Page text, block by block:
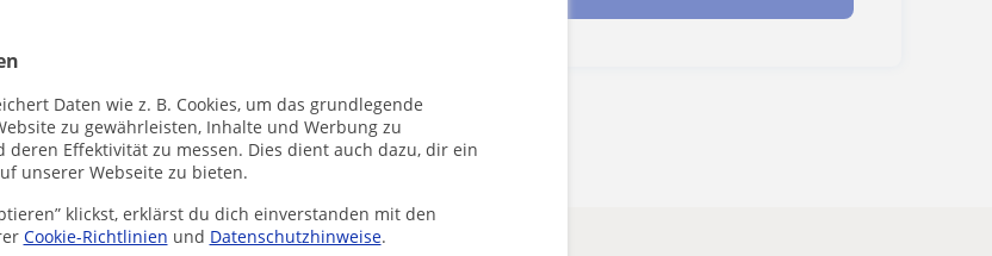
Daten wie z. B. Cookies, um das grundlegende
zu gewährleisten, Inhalte und Werbung zu
deren Effektivität zu messen. Dies dient auch dazu, dir ein
unserer Webseite zu bieten.
klickst, erklärst du dich einverstanden mit den
Cookie-Richtlinien und Datenschutzhinweise.
dieses Profil einen Fehler?Melden